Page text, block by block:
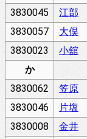
3830045
江部
3830057
大俣
3830023
小舘
か
3830062
笠原
3830046
片塩
3830008
金井